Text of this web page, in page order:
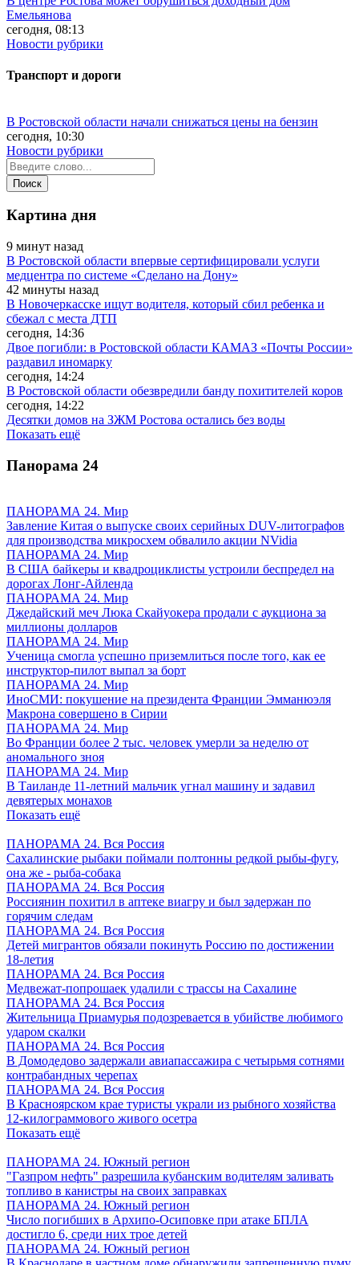
Емельянова
сегодня, 08:13
Новости рубрики
Транспорт и дороги
В Ростовской области начали снижаться цены на бензин
сегодня, 10:30
Новости рубрики
Картина дня
9 минут назад
В Ростовской области впервые сертифицировали услуги
медцентра по системе «Сделано на Дону»
42 минуты назад
В Новочеркасске ищут водителя, который сбил ребенка и
сбежал с места ДТП
сегодня, 14:36
Двое погибли: в Ростовской области КАМАЗ «Почты России»
раздавил иномарку
сегодня, 14:24
В Ростовской области обезвредили банду похитителей коров
сегодня, 14:22
Десятки домов на ЗЖМ Ростова остались без воды
Показать ещё
Панорама 24
ПАНОРАМА 24. Мир
Завление Китая о выпуске своих серийных DUV-литографов
для производства микросхем обвалило акции NVidia
ПАНОРАМА 24. Мир
В США байкеры и квадроциклисты устроили беспредел на
дорогах Лонг-Айленда
ПАНОРАМА 24. Мир
Джедайский меч Люка Скайуокера продали с аукциона за
миллионы долларов
ПАНОРАМА 24. Мир
Ученица смогла успешно приземлиться после того, как ее
инструктор-пилот выпал за борт
ПАНОРАМА 24. Мир
ИноСМИ: покушение на президента Франции Эмманюэля
Макрона совершено в Сирии
ПАНОРАМА 24. Мир
Во Франции более 2 тыс. человек умерли за неделю от
аномального зноя
ПАНОРАМА 24. Мир
В Таиланде 11-летний мальчик угнал машину и задавил
девятерых монахов
Показать ещё
ПАНОРАМА 24. Вся Россия
Сахалинские рыбаки поймали полтонны редкой рыбы-фугу,
она же - рыба-собака
ПАНОРАМА 24. Вся Россия
Россиянин похитил в аптеке виагру и был задержан по
горячим следам
ПАНОРАМА 24. Вся Россия
Детей мигрантов обязали покинуть Россию по достижении
18-летия
ПАНОРАМА 24. Вся Россия
Медвежат-попрошаек удалили с трассы на Сахалине
ПАНОРАМА 24. Вся Россия
Жительница Приамурья подозревается в убийстве любимого
ударом скалки
ПАНОРАМА 24. Вся Россия
В Домодедово задержали авиапассажира с четырьмя сотнями
контрабандных черепах
ПАНОРАМА 24. Вся Россия
В Красноярском крае туристы украли из рыбного хозяйства
12-килограммового живого осетра
Показать ещё
ПАНОРАМА 24. Южный регион
"Газпром нефть" разрешила кубанским водителям заливать
топливо в канистры на своих заправках
ПАНОРАМА 24. Южный регион
Число погибших в Архипо-Осиповке при атаке БПЛА
достигло 6, среди них трое детей
ПАНОРАМА 24. Южный регион